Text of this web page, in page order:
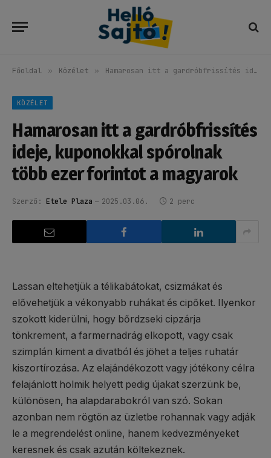
Főoldal » Közélet » Hamarosan itt a gardróbfrissítés ideje, kuponokkal spórolnak több ezer forintot a magyarok
KÖZÉLET
Hamarosan itt a gardróbfrissítés
ideje, kuponokkal spórolnak
több ezer forintot a magyarok
Szerző: Etele Plaza 2025.03.06. 2 perc
Lassan eltehetjük a télikabátokat, csizmákat és
elővehetjük a vékonyabb ruhákat és cipőket. Ilyenkor
szokott kiderülni, hogy bőrdzseki cipzárja
tönkrement, a farmernadrág elkopott, vagy csak
szimplán kiment a divatból és jöhet a teljes ruhatár
kiszortírozása. Az elajándékozott vagy jótékony célra
felajánlott holmik helyett pedig újakat szerzünk be,
különösen, ha alapdarabokról van szó. Sokan
azonban nem rögtön az üzletbe rohannak vagy adják
le a megrendelést online, hanem kedvezményeket
keresnek és csak azután költekeznek.